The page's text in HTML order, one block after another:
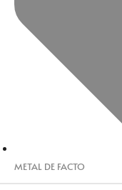
METAL DE FACTO